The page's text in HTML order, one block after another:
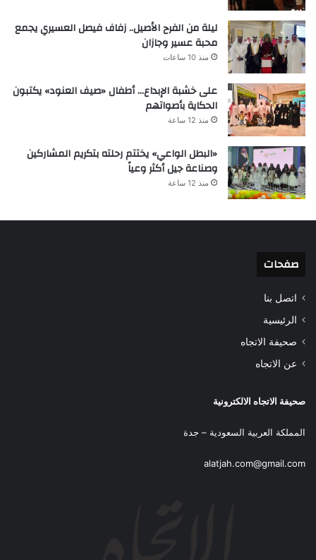
ليلة من الفرح الأصيل.. زفاف فيصل العسيري يجمع
محبة عسير وجازان
منذ 10 ساعات
على خشبة الإبداع… أطفال «صيف العنود» يكتبون
الحكاية بأصواتهم
منذ 12 ساعة
«البطل الواعي» يختتم رحلته بتكريم المشاركين
وصناعة جيل أكثر وعياً
منذ 12 ساعة
صفحات
اتصل بنا
الرئيسية
صحيفة الاتجاه
عن الاتجاه
صحيفة الاتجاه الالكترونية
المملكة العربية السعودية – جدة
alatjah.com@gmail.com